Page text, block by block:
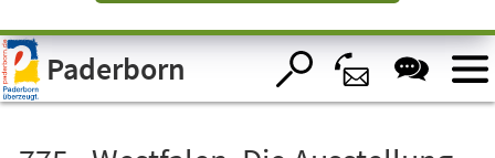
Visuelle
Assistenzsoftware
öffnen.Paderborn